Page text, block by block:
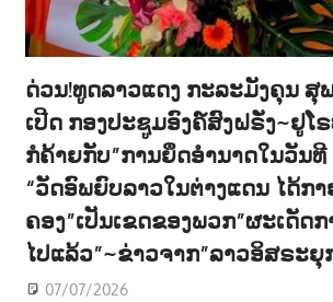
ດ່ວນ!ທູດລາວແດງ ກະລະມັງຄຸນ ສຸ
ເປີດ ກອງປະຊູມອົງຄ໌ສົງຝຣັ່ງ~ຢູໂ
ກໍຄ້າຍກັບ”ການຍຶດອຳນາດໃນວັນ
“ວັດອົພຍົບລາວໃນຕ່າງແດນ ໄດ້ກາ
ຄອງ”ເປັນເຂດຂອງພວກ”ຜະເດັດ
ໄປແລ້ວ”~ຂ່າວຈາກ”ລາວອິສຣະ
07/07/2026